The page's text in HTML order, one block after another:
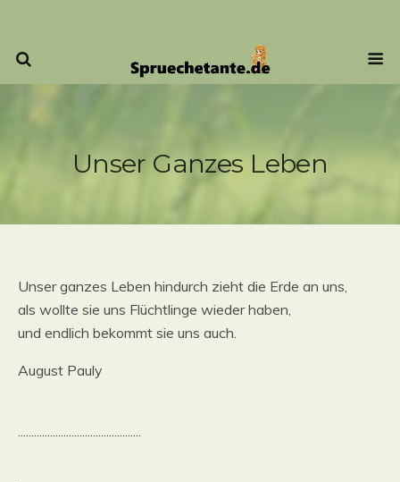
Unser Ganzes Leben
Unser ganzes Leben hindurch zieht die Erde an uns,
als wollte sie uns Flüchtlinge wieder haben,
und endlich bekommt sie uns auch.
August Pauly
..............................................